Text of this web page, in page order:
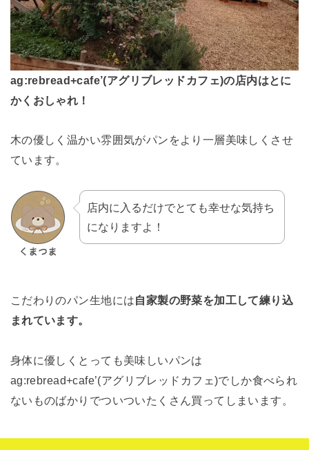
ag:rebread+cafe’(アグリブレッドカフェ)の店内はとに
かくおしゃれ！
木の優しく温かい雰囲気がパンをより一層美味しくさせ
ています。
店内に入るだけでとても幸せな気持ち
になりますよ！
こだわりのパン生地には自家製の野菜を加工して練り込
まれています。
身体に優しくとっても美味しいパンは
ag:rebread+cafe’(アグリブレッドカフェ)でしか食べられ
ないものばかりでついついたくさん買ってしまいます。